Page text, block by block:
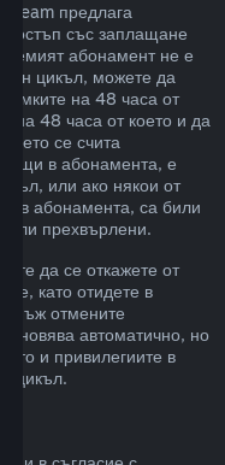
Steam предлага
достъп със заплащане
абонамент не е
цикъл, можете да
рамките на 48 часа от
на 48 часа от което и да
се счита
в абонамента, е
или ако някои от
в абонамента, са били
или прехвърлени.
да се откажете от
като отидете в
отмените
автоматично, но
и привилегиите в
цикъл.